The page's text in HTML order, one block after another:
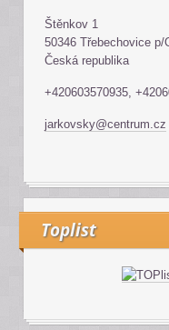
Štěnkov 1
50346 Třebechovice p/
Česká republika
+420603570935,
jarkovsky@centrum.cz
Toplist